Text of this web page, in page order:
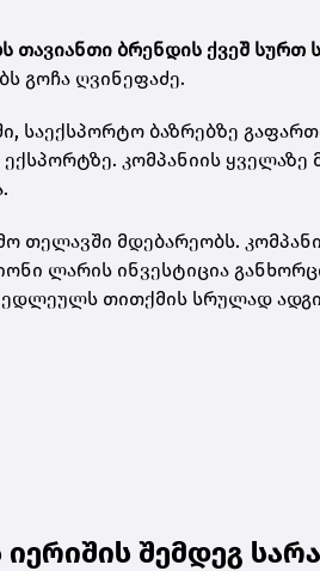
ბრენდის ქვეშ სურთ
გოჩა ღვინეფაძე.
საექსპორტო ბაზრებზე
კომპანიის ყველაზე
თელავში მდებარეობს.
ლარის ინვესტიცია
თითქმის სრულად
შემდეგ